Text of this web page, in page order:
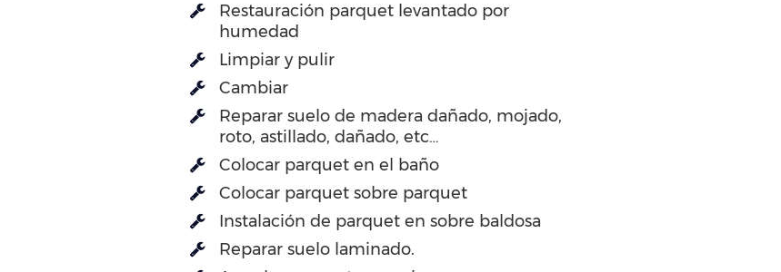
Restauración parquet levantado por
humedad
Limpiar y pulir
Cambiar
Reparar suelo de madera dañado, mojado,
roto, astillado, dañado, etc…
Colocar parquet en el baño
Colocar parquet sobre parquet
Instalación de parquet en sobre baldosa
Reparar suelo laminado.